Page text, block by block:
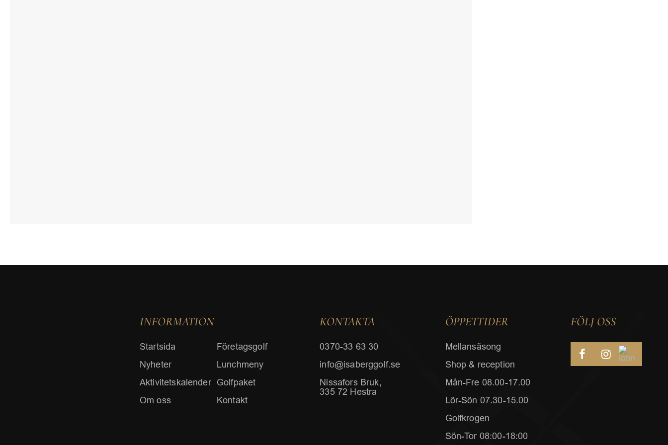
INFORMATION
Startsida
Nyheter
Aktivitetskalender
Om oss
Företagsgolf
Lunchmeny
Golfpaket
Kontakt
KONTAKTA
0370-33 63 30
info@isaberggolf.se
Nissafors Bruk,
335 72 Hestra
ÖPPETTIDER
Mellansäsong
Shop & reception
Mån-Fre 08.00-17.00
Lör-Sön 07.30-15.00
Golfkrogen
Sön-Tor 08:00-18:00
FÖLJ OSS